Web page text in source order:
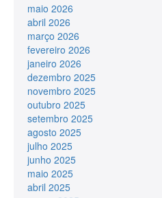
maio 2026
abril 2026
março 2026
fevereiro 2026
janeiro 2026
dezembro 2025
novembro 2025
outubro 2025
setembro 2025
agosto 2025
julho 2025
junho 2025
maio 2025
abril 2025